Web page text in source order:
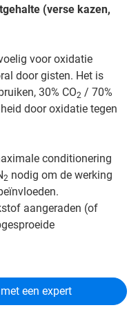
(verse kazen,
voor oxidatie
door gisten. Het is
30% CO2 / 70%
door oxidatie tegen
conditionering
2 nodig om de werking
aangeraden (of
een expert